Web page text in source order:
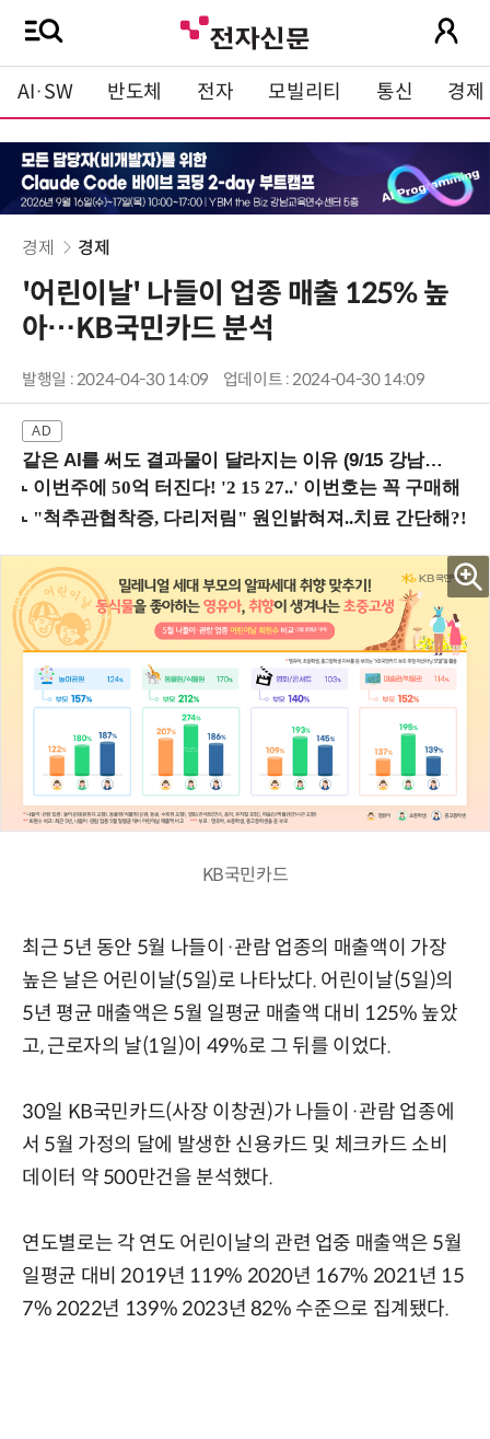
AI·SW 반도체 전자 모빌리티 통신 경제
경제 경제
'어린이날' 나들이 업종 매출 125% 높
아…KB국민카드 분석
발행일 : 2024-04-30 14:09 업데이트 : 2024-04-30 14:09
같은 AI를 써도 결과물이 달라지는 이유 (9/15 강남역)
KB국민카드
최근 5년 동안 5월 나들이·관람 업종의 매출액이 가장
높은 날은 어린이날(5일)로 나타났다. 어린이날(5일)의
5년 평균 매출액은 5월 일평균 매출액 대비 125% 높았
고, 근로자의 날(1일)이 49%로 그 뒤를 이었다.
30일 KB국민카드(사장 이창권)가 나들이·관람 업종에
서 5월 가정의 달에 발생한 신용카드 및 체크카드 소비
데이터 약 500만건을 분석했다.
연도별로는 각 연도 어린이날의 관련 업중 매출액은 5월
일평균 대비 2019년 119% 2020년 167% 2021년 15
7% 2022년 139% 2023년 82% 수준으로 집계됐다.